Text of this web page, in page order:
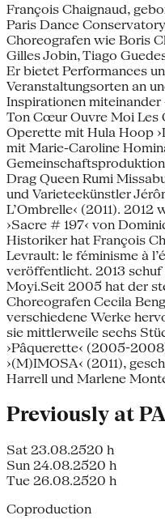
François Chaignaud,
Paris Dance
Choreografen wie Boris
Gilles Jobin, Tiago
Er bietet Performances
Veranstaltungsorten an
Inspirationen miteinander
Ton Cœur Ouvre Moi Les
Operette mit Hula Hoop
mit Marie-Caroline
Drag Queen Rumi
und Varieteekünstler
L’Ombrelle‹ (2011).
›Sacre # 197‹ von
Historiker hat François
Levrault: le féminisme à
veröffentlicht. 2013
Moyi.Seit 2005 hat der
Choreografen Cecila
verschiedene Werke
sie mittlerweile sechs
›Pâquerette‹ (2005-
›(M)IMOSA‹ (2011),
Harrell und Marlene
Previously at
Sat 23.08.2520 h
Sun 24.08.2520 h
Tue 26.08.2520 h
Coproduction